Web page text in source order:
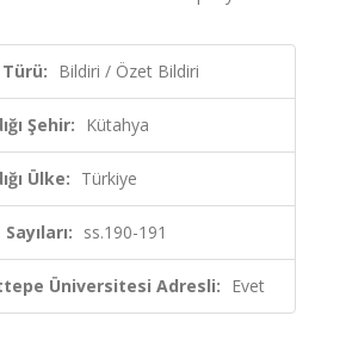
Türü: Bildiri / Özet Bildiri
Şehir: Kütahya
Ülke: Türkiye
ss.190-191
Üniversitesi Adresli: Evet